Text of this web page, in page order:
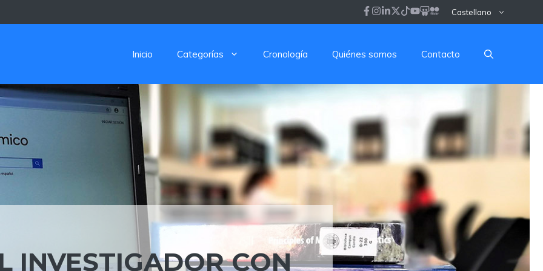
Castellano
Inicio Categorías Cronología Quiénes somos Contacto
INVESTIGADOR CON